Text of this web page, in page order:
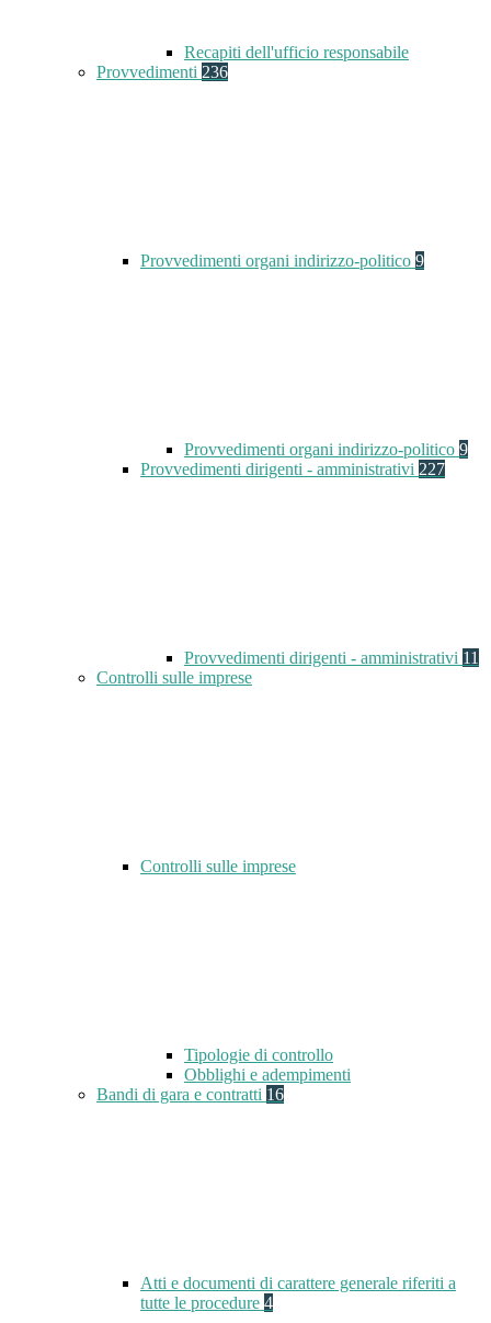
Recapiti dell'ufficio responsabile
Provvedimenti 236
Provvedimenti organi indirizzo-politico 9
Provvedimenti organi indirizzo-politico 9
Provvedimenti dirigenti - amministrativi 227
Provvedimenti dirigenti - amministrativi 11
Controlli sulle imprese
Controlli sulle imprese
Tipologie di controllo
Obblighi e adempimenti
Bandi di gara e contratti 16
Atti e documenti di carattere generale riferiti a
tutte le procedure 4